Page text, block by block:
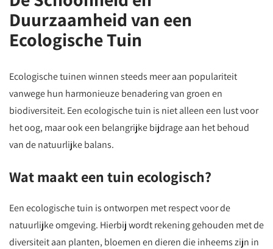
Duurzaamheid van een
Ecologische Tuin
Ecologische tuinen winnen steeds meer aan populariteit
vanwege hun harmonieuze benadering van groen en
biodiversiteit. Een ecologische tuin is niet alleen een lust voor
het oog, maar ook een belangrijke bijdrage aan het behoud
van de natuurlijke balans.
Wat maakt een tuin ecologisch?
Een ecologische tuin is ontworpen met respect voor de
natuurlijke omgeving. Hierbij wordt rekening gehouden met de
diversiteit aan planten, bloemen en dieren die inheems zijn in